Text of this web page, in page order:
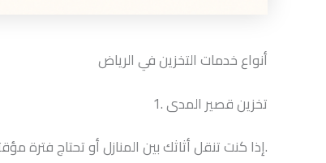
أنواع خدمات التخزين في الرياض
1. تخزين قصير المدى
إذا كنت تنقل أثاثك بين المنازل أو تحتاج فترة مؤقتة لتفريغ المساحة.